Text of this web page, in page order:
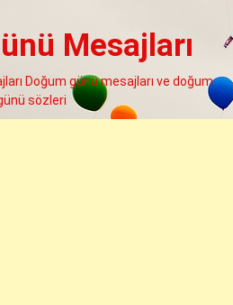
Mesajları
Doğum günü mesajları ve doğum
sözleri